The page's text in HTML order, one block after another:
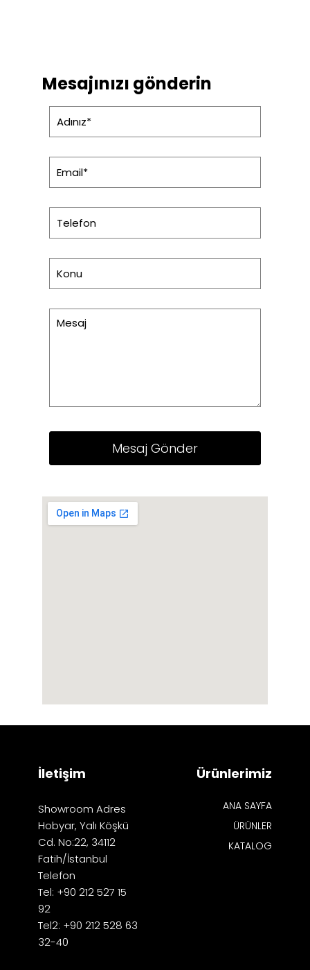
Mesajınızı gönderin
İletişim
Showroom Adres
Hobyar, Yalı Köşkü
Cd. No:22, 34112
Fatih/İstanbul
Telefon
Tel: +90 212 527 15
92
Tel2: +90 212 528 63
32-40
Ürünlerimiz
ANA SAYFA
ÜRÜNLER
KATALOG